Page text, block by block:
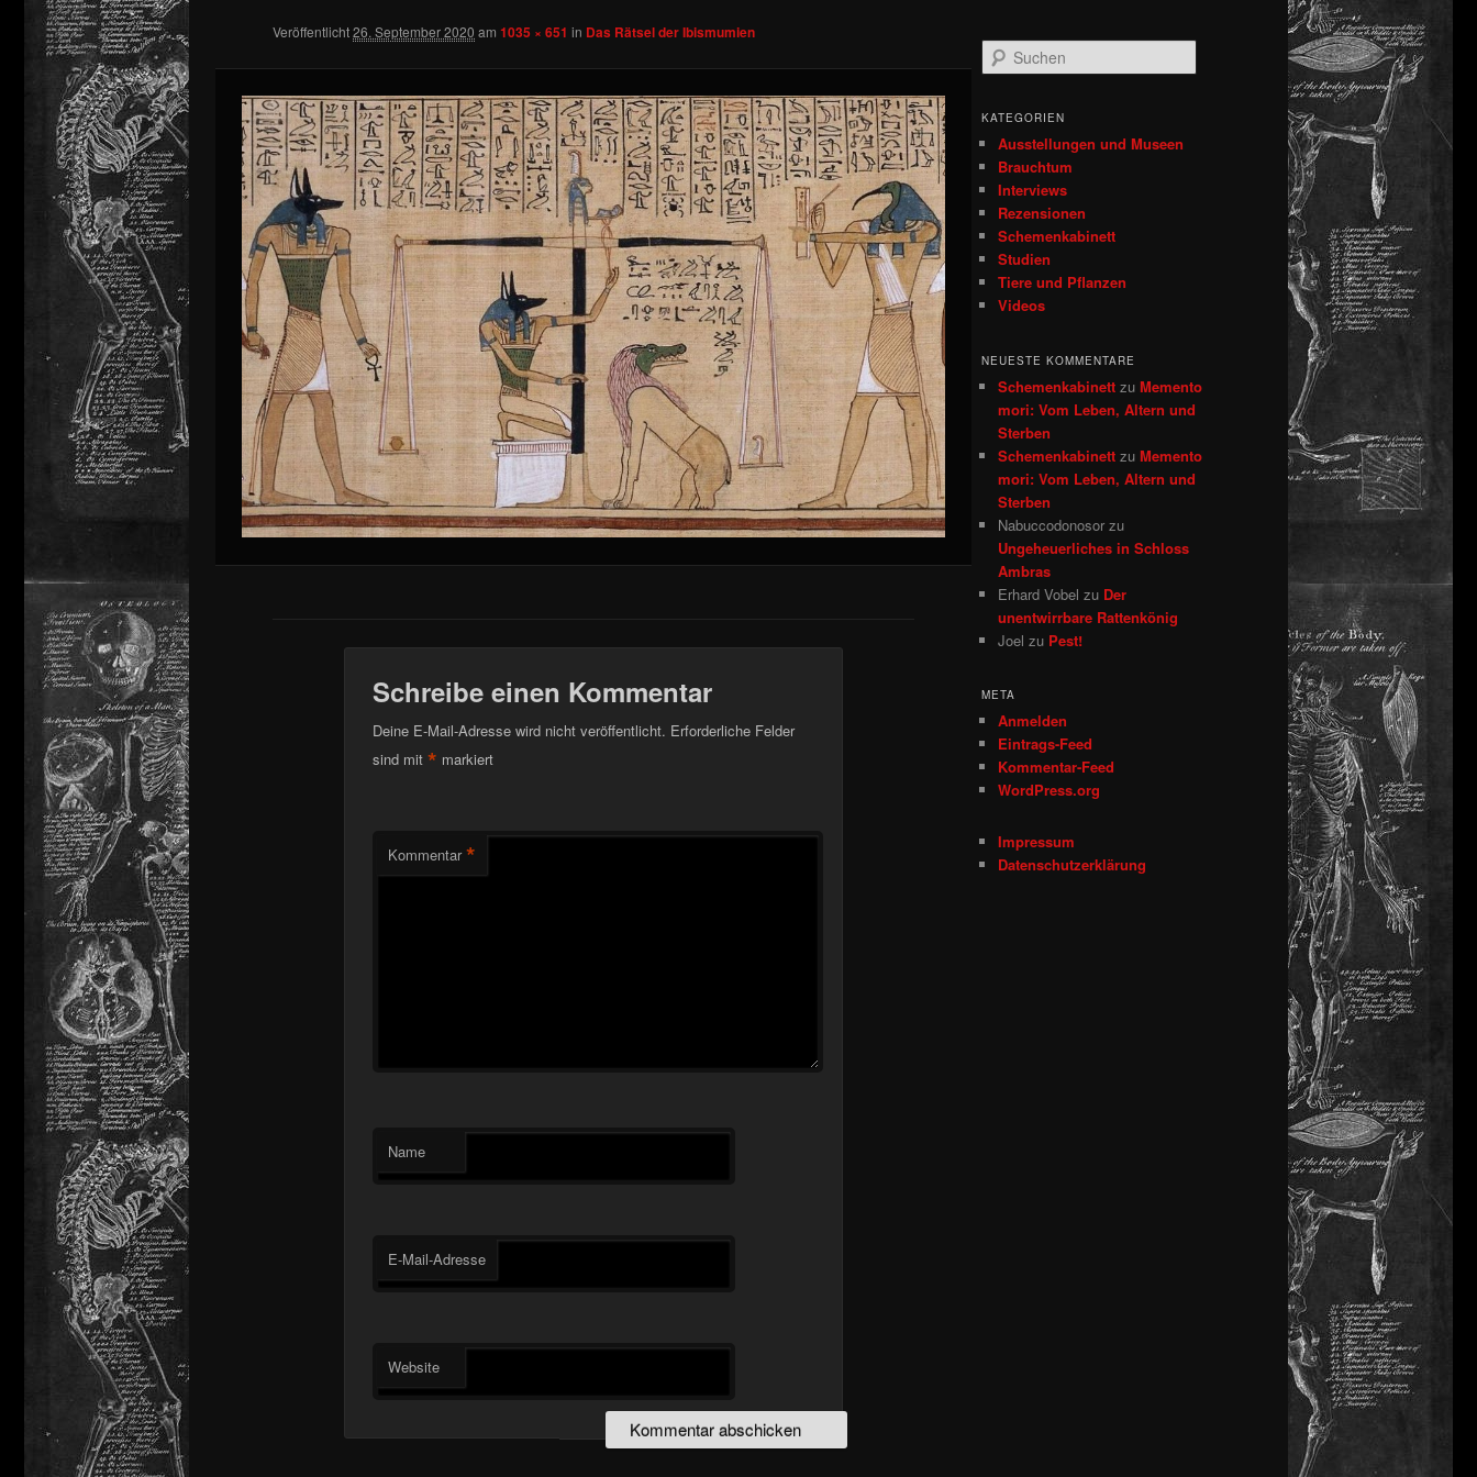
springen
Veröffentlicht26. September 2020 am 1035 × 651 in Das Rätsel der Ibismumien
Schreibe einen Kommentar
Deine E-Mail-Adresse wird nicht veröffentlicht. Erforderliche Felder
sind mit * markiert
Kommentar *
Name
E-Mail-Adresse
Website
u
h
KATEGORIEN
Ausstellungen und Museen
Brauchtum
Interviews
Rezensionen
Schemenkabinett
Studien
Tiere und Pflanzen
Videos
NEUESTE KOMMENTARE
Schemenkabinett zu Memento
mori: Vom Leben, Altern und
Sterben
Schemenkabinett zu Memento
mori: Vom Leben, Altern und
Sterben
Nabuccodonosor zu
Ungeheuerliches in Schloss
Ambras
Erhard Vobel zu Der
unentwirrbare Rattenkönig
Joel zu Pest!
META
Anmelden
Eintrags-Feed
Kommentar-Feed
WordPress.org
Impressum
Datenschutzerklärung